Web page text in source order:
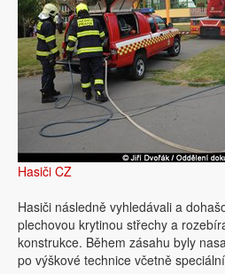
Hasiči CZ
Hasiči následně vyhledávali a
plechovou krytinou střechy a
konstrukce. Během zásahu byly
po výškové technice včetně